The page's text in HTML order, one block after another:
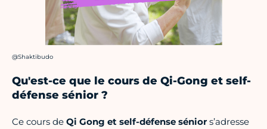
Crédit photo :
@Shaktibudo
Qu'est-ce que le cours de Qi-Gong et self-
défense sénior ?
Ce cours de Qi Gong et self-défense séniors’adresse